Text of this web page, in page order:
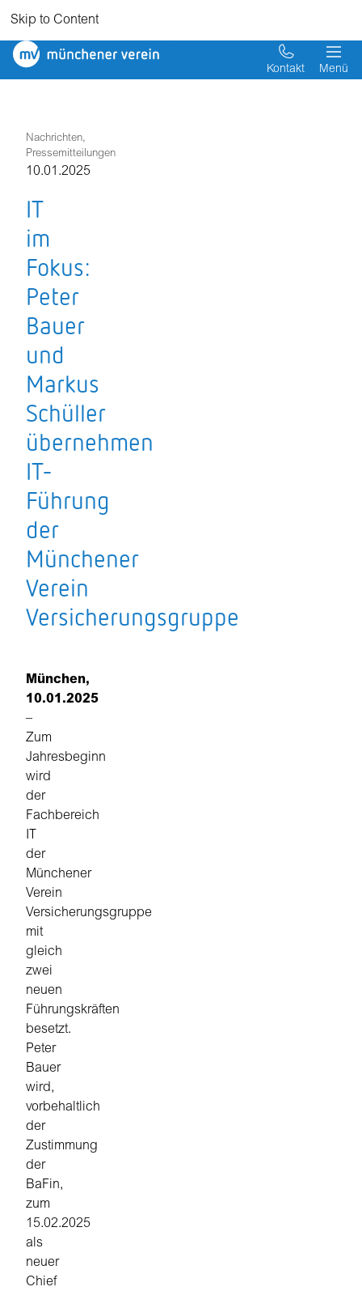
Skip to Content
Münchener
Kontakt Menü
Nachrichten,
Pressemitteilungen
10.01.2025
IT
im
Fokus:
Peter
Bauer
und
Markus
Schüller
übernehmen
IT-
Führung
der
Münchener
Verein
Versicherungsgruppe
München,
10.01.2025
–
Zum
Jahresbeginn
wird
der
Fachbereich
der
Münchener
Verein
Versicherungsgruppe
mit
gleich
zwei
neuen
Führungskräften
besetzt.
Peter
Bauer
wird,
vorbehaltlich
der
Zustimmung
der
BaFin,
zum
15.02.2025
als
neuer
Chief